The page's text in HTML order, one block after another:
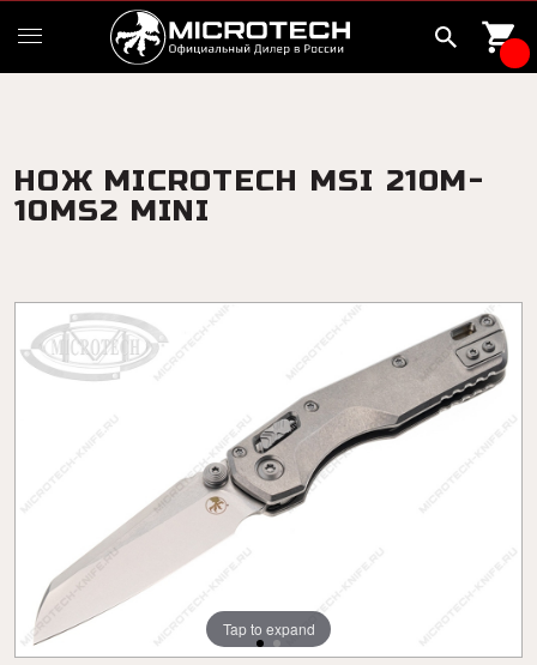
НОЖ MICROTECH MSI 210M-
10MS2 MINI
Tap to expand
Tap to expand